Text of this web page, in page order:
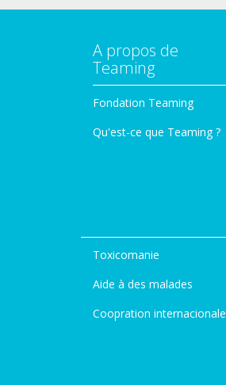
A propos de
Teaming
Fondation Teaming
Qu'est-ce que Teaming ?
Toxicomanie
Aide à des malades
Coopration internacionale